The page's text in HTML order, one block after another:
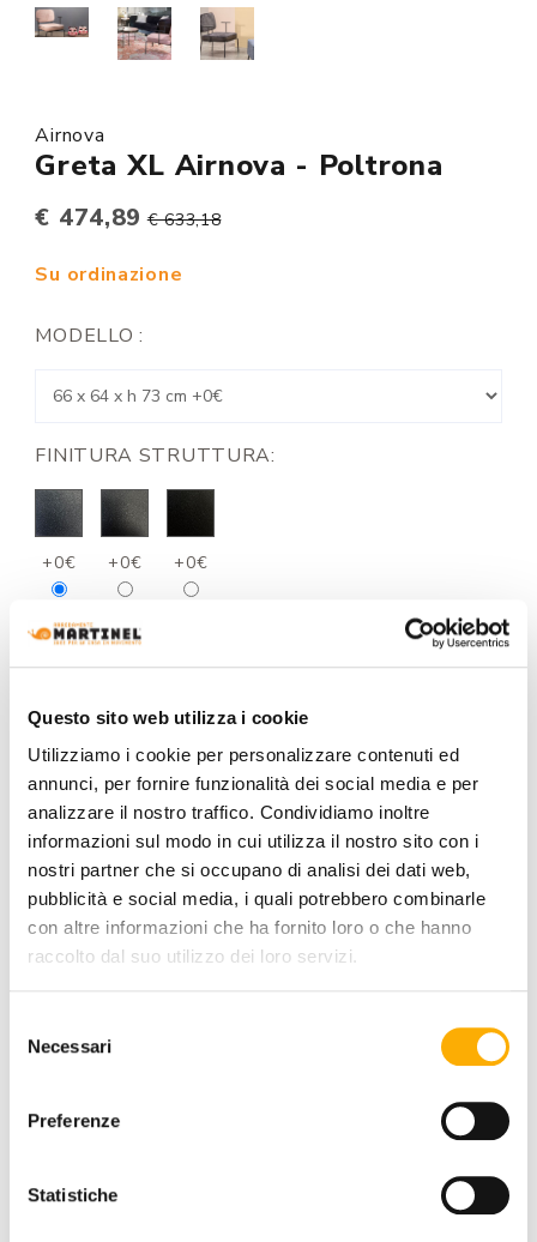
Questo sito web utilizza i cookie
Utilizziamo i cookie per personalizzare contenuti ed
annunci, per fornire funzionalità dei social media e per
analizzare il nostro traffico. Condividiamo inoltre
informazioni sul modo in cui utilizza il nostro sito con i
nostri partner che si occupano di analisi dei dati web,
pubblicità e social media, i quali potrebbero combinarle
con altre informazioni che ha fornito loro o che hanno
raccolto dal suo utilizzo dei loro servizi.
delNecessari
Preferenze
Statistiche
Airnova
Greta XL Airnova - Poltrona
€ 474,89 € 633,18
Su ordinazione
MODELLO :
FINITURA STRUTTURA:
+0€ +0€ +0€
FINITURA RIVESTIMENTO:
COLORE:
+0€ +0€ +0€ +0€ +0€ +0€ +0€
QUANTITÀ:
-